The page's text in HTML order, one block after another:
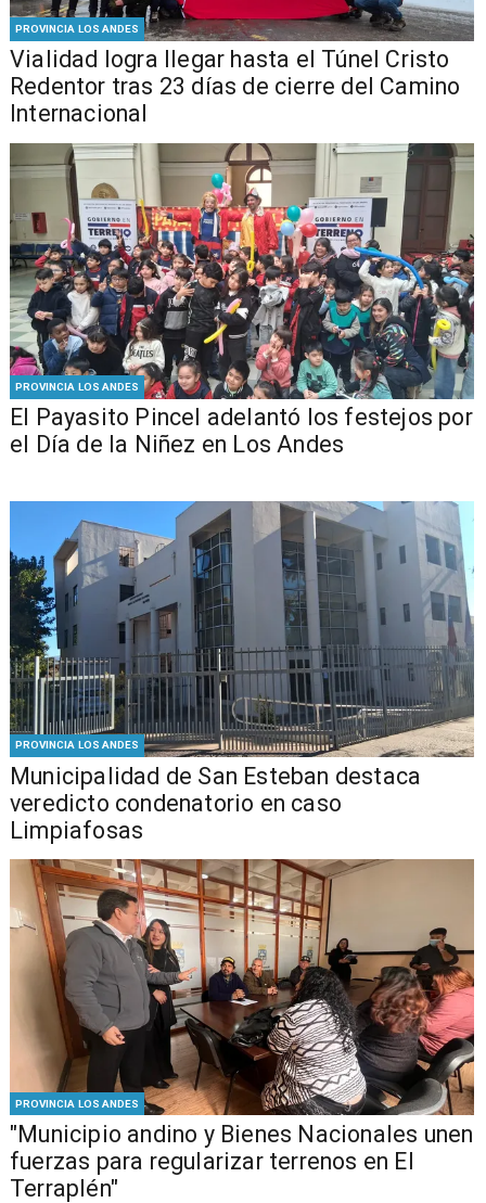
PROVINCIA LOS ANDES
Vialidad logra llegar hasta el Túnel Cristo
Redentor tras 23 días de cierre del Camino
Internacional
PROVINCIA LOS ANDES
El Payasito Pincel adelantó los festejos por
el Día de la Niñez en Los Andes
PROVINCIA LOS ANDES
Municipalidad de San Esteban destaca
veredicto condenatorio en caso
Limpiafosas
PROVINCIA LOS ANDES
"Municipio andino y Bienes Nacionales unen
fuerzas para regularizar terrenos en El
Terraplén"